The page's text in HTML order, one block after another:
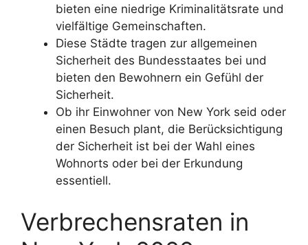
bieten eine niedrige Kriminalitätsrate und
vielfältige Gemeinschaften.
Diese Städte tragen zur allgemeinen
Sicherheit des Bundesstaates bei und
bieten den Bewohnern ein Gefühl der
Sicherheit.
Ob ihr Einwohner von New York seid oder
einen Besuch plant, die Berücksichtigung
der Sicherheit ist bei der Wahl eines
Wohnorts oder bei der Erkundung
essentiell.
Verbrechensraten in